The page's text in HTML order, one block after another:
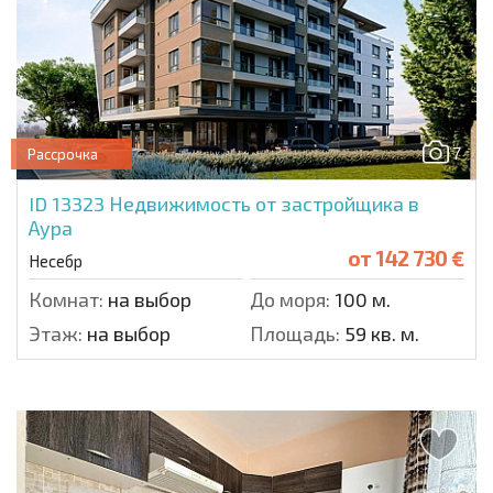
7
Рассрочка
ID 13323 Недвижимость от застройщика в
Аура
Несебр от142 730 €
Комнат: на выбор До моря: 100 м.
Этаж: на выбор Площадь: 59 кв. м.